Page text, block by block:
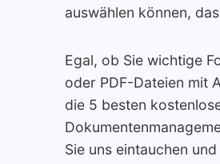
auswählen können,
Egal, ob Sie wichtige
oder PDF-Dateien mit
die 5 besten
Sie uns eintauchen